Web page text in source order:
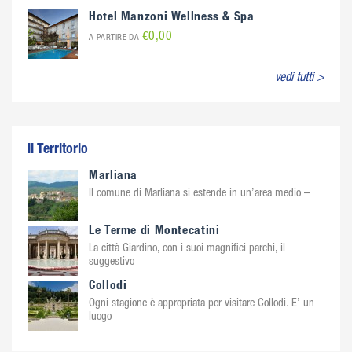
Hotel Manzoni Wellness & Spa
A PARTIRE DA €0,00
vedi tutti >
il Territorio
Marliana
Il comune di Marliana si estende in un’area medio –
Le Terme di Montecatini
La città Giardino, con i suoi magnifici parchi, il
suggestivo
Collodi
Ogni stagione è appropriata per visitare Collodi. E’ un
luogo